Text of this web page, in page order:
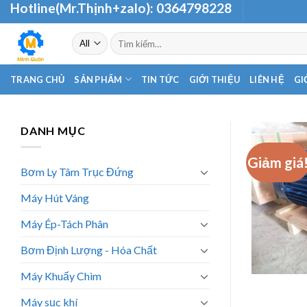
Skip
to
content
Hotline(Mr.Thịnh+zalo): 0364798228
Tìm
kiếm:
TRANG CHỦ SẢN PHẨM TIN TỨC GIỚI THIỆU LIÊN HỆ
DANH MỤC
Bơm Ly Tâm Trục Đứng
Máy Hút Váng
Máy Ép-Tách Phân
Bơm Định Lượng - Hóa Chất
Máy Khuấy Chìm
Máy sục khí
Giảm giá!